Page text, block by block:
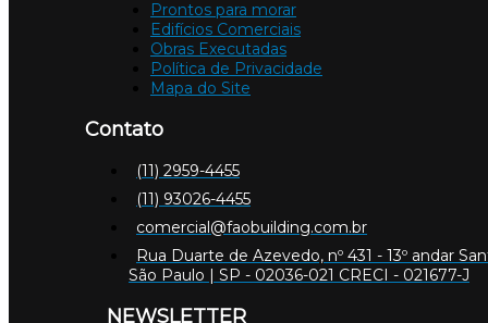
Prontos para morar
Edifícios Comerciais
Obras Executadas
Política de Privacidade
Mapa do Site
Contato
(11) 2959-4455
(11) 93026-4455
comercial@faobuilding.com.br
Rua Duarte de Azevedo, nº 431 - 13º andar
São Paulo | SP - 02036-021 CRECI - 021677-J
NEWSLETTER